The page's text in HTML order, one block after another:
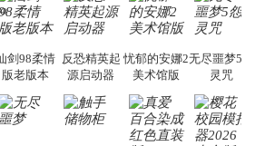
剑98柔情
版老版本
反恐精英起
源启动器
忧郁的安娜2
美术馆版
无尽噩梦5怨
灵咒